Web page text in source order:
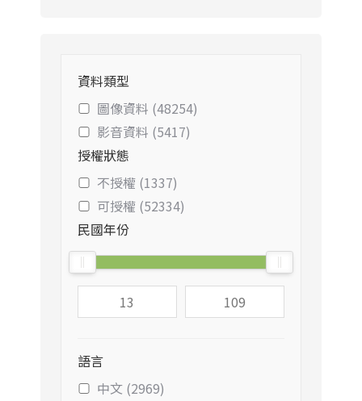
資料類型
圖像資料 (48254)
影音資料 (5417)
授權狀態
不授權 (1337)
可授權 (52334)
民國年份
語言
中文 (2969)